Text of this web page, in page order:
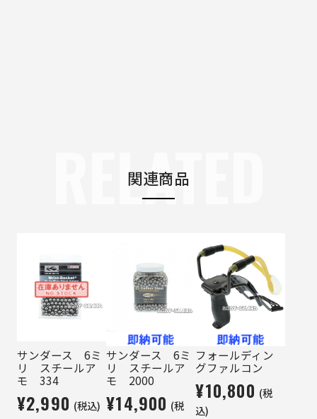
関連商品
RELATED
サンダース 6ミ
リ スチールア
モ 334
¥2,990 (税込)
サンダース 6ミ
リ スチールア
モ 2000
¥14,900 (税
フォールディン
グファルコン
¥10,800 (税
込)